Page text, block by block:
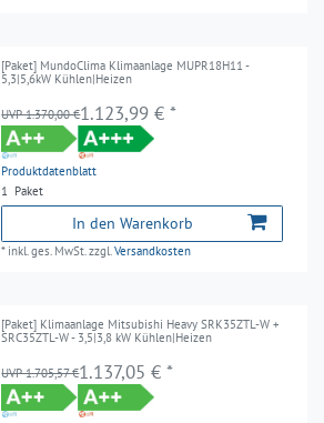
[Paket] MundoClima Klimaanlage MUPR18H11 -
5,3|5,6kW Kühlen|Heizen
Produktdatenblatt
UVP 1.370,00 €1.123,99 € *
1 Paket
In den Warenkorb
* inkl. ges. MwSt.zzgl.Versandkosten
[Paket] Klimaanlage Mitsubishi Heavy SRK35ZTL-W +
SRC35ZTL-W - 3,5|3,8 kW Kühlen|Heizen
UVP 1.705,57 €1.137,05 € *